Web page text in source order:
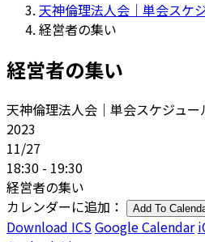
天神倫理法人会｜単会スケ
経営者の集い
経営者の集い
天神倫理法人会｜単会スケジュー
2023
11/27
18:30 - 19:30
経営者の集い
カレンダーに追加：
Add To
Download ICSGoogle Calendar